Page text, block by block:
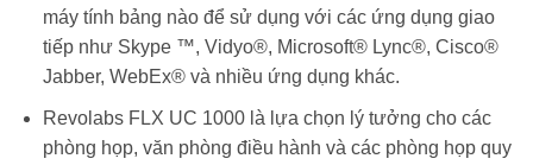
máy tính bảng nào để sử dụng với các ứng dụng giao
tiếp như Skype ™, Vidyo®, Microsoft® Lync®, Cisco®
Jabber, WebEx® và nhiều ứng dụng khác.
Revolabs FLX UC 1000 là lựa chọn lý tưởng cho các
phòng họp, văn phòng điều hành và các phòng họp quy